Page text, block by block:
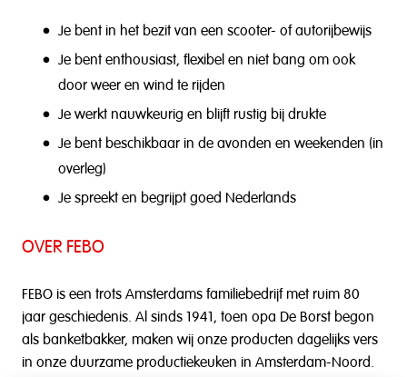
Je bent in het bezit van een scooter- of autorijbewijs
Je bent enthousiast, flexibel en niet bang om ook
door weer en wind te rijden
Je werkt nauwkeurig en blijft rustig bij drukte
Je bent beschikbaar in de avonden en weekenden (in
overleg)
Je spreekt en begrijpt goed Nederlands
OVER FEBO
FEBO is een trots Amsterdams familiebedrijf met ruim 80
jaar geschiedenis. Al sinds 1941, toen opa De Borst begon
als banketbakker, maken wij onze producten dagelijks vers
in onze duurzame productiekeuken in Amsterdam-Noord.